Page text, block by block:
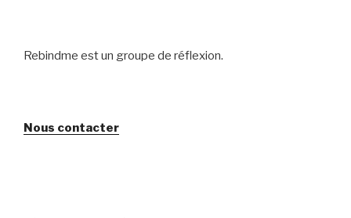
Rebindme est un groupe de réflexion.
Nous contacter